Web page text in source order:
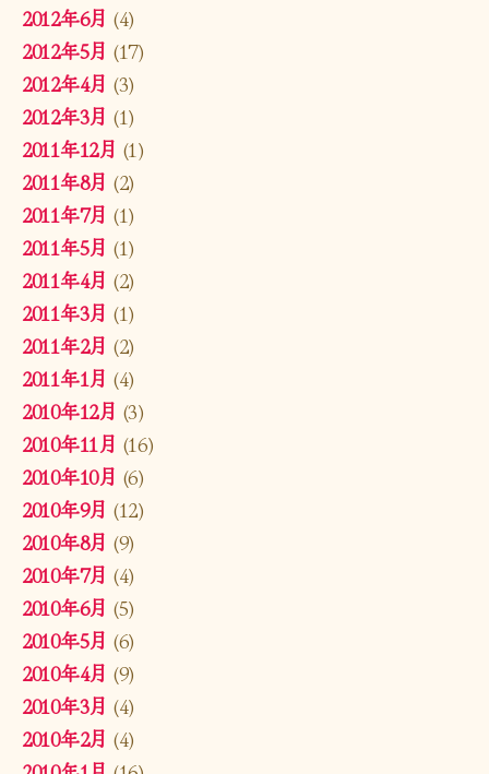
2012年6月 (4)
2012年5月 (17)
2012年4月 (3)
2012年3月 (1)
2011年12月 (1)
2011年8月 (2)
2011年7月 (1)
2011年5月 (1)
2011年4月 (2)
2011年3月 (1)
2011年2月 (2)
2011年1月 (4)
2010年12月 (3)
2010年11月 (16)
2010年10月 (6)
2010年9月 (12)
2010年8月 (9)
2010年7月 (4)
2010年6月 (5)
2010年5月 (6)
2010年4月 (9)
2010年3月 (4)
2010年2月 (4)